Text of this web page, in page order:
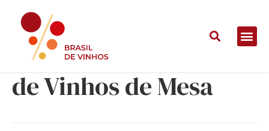
Concurso Brasileiro
de Vinhos de Mesa